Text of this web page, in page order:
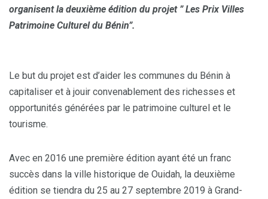
organisent la deuxième édition du projet ” Les Prix Villes
Patrimoine Culturel du Bénin”.
Le but du projet est d’aider les communes du Bénin à
capitaliser et à jouir convenablement des richesses et
opportunités générées par le patrimoine culturel et le
tourisme.
Avec en 2016 une première édition ayant été un franc
succès dans la ville historique de Ouidah, la deuxième
édition se tiendra du 25 au 27 septembre 2019 à Grand-